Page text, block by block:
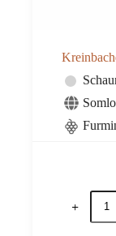
Somlo
Brut,